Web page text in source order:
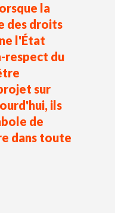
la
des droits
l'État
respect du
sur
ils
de
dans toute